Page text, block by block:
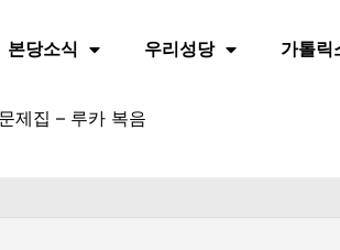
본당소식 우리성당 가톨릭
제집 – 루카 복음